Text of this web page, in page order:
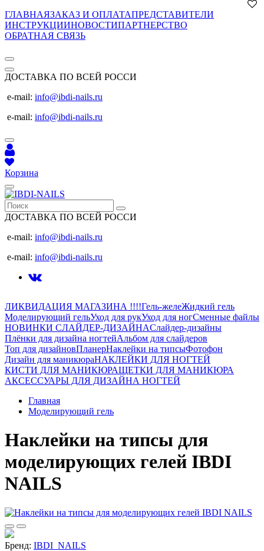
ГЛАВНАЯЗАКАЗ И ОПЛАТАПРЕДСТАВИТЕЛИ
ИНСТРУКЦИИНОВОСТИПАРТНЕРСТВО
ОБРАТНАЯ СВЯЗЬ
ДОСТАВКА ПО ВСЕЙ РОССИ
e-mail: info@ibdi-nails.ru
e-mail: info@ibdi-nails.ru
Корзина
ДОСТАВКА ПО ВСЕЙ РОССИ
e-mail: info@ibdi-nails.ru
e-mail: info@ibdi-nails.ru
ЛИКВИДАЦИЯ МАГАЗИНА !!!!Гель-желеЖидкий гель
Моделирующий гельУход для рукУход для ногСменные файлы
НОВИНКИ СЛАЙДЕР-ДИЗАЙНАСлайдер-дизайны
Плёнки для дизайна ногтейАльбом для слайдеров
Топ для дизайновПланерНаклейки на типсыФотофон
Дизайн для маникюраНАКЛЕЙКИ ДЛЯ НОГТЕЙ
КИСТИ ДЛЯ МАНИКЮРАЩЕТКИ ДЛЯ МАНИКЮРА
АКСЕССУАРЫ ДЛЯ ДИЗАЙНА НОГТЕЙ
Главная
Моделирующий гель
Наклейки на типсы для
моделирующих гелей IBDI
NAILS
Бренд: IBDI_NAILS